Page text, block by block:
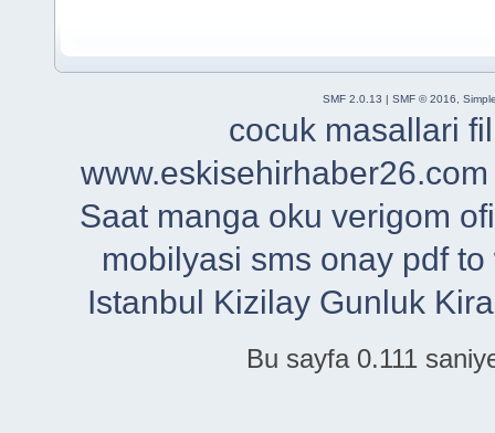
SMF 2.0.13 | SMF © 2016,
cocuk masallari
www.eskisehirhaber26.com
Saat manga oku verigom
mobilyasi sms onay pdf
Istanbul Kizilay Gunluk
Bu sayfa 0.111